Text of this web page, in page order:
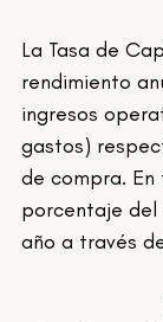
La Tasa de
rendimiento
ingresos
gastos)
de compra. En
porcentaje del
año a través